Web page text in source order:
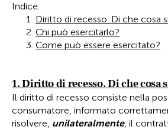
Indice:
Diritto di recesso. Di che cosa
Chi può esercitarlo?
Come può essere esercitato?
1. Diritto di recesso. Di che cosa
Il diritto di recesso consiste nella
consumatore, informato
risolvere, unilateralmente, il